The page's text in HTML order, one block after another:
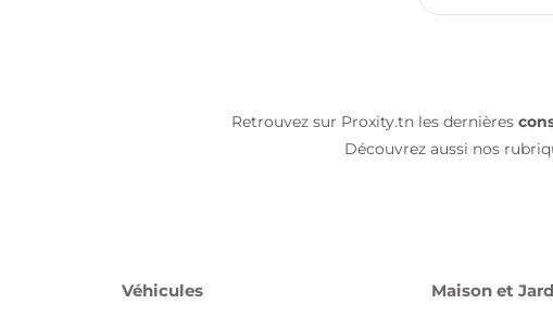
Retrouvez sur Proxity.tn les dernières
Découvrez aussi nos
Véhicules
Maison et